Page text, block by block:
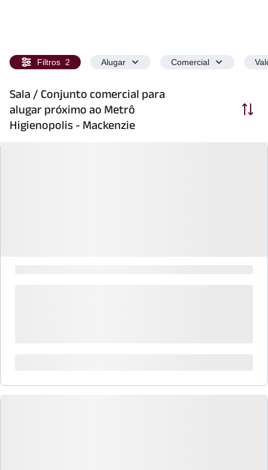
Filtros 2 Alugar Comercial
Sala / Conjunto comercial para
alugar próximo ao Metrô
Higienopolis - Mackenzie
Ordenar